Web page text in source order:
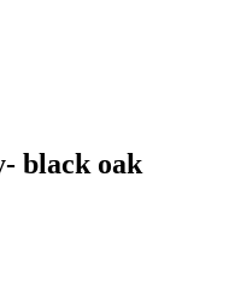
black oak